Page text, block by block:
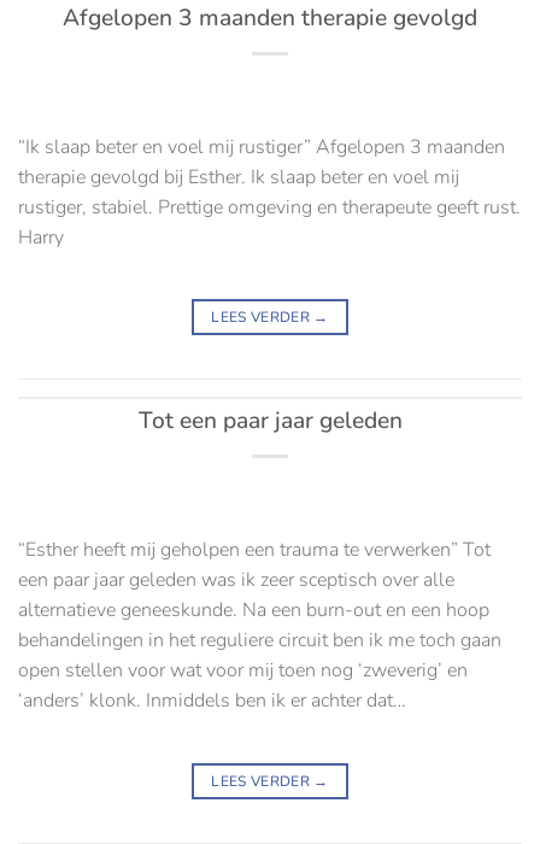
Afgelopen 3 maanden therapie gevolgd
“Ik slaap beter en voel mij rustiger” Afgelopen 3 maanden
therapie gevolgd bij Esther. Ik slaap beter en voel mij
rustiger, stabiel. Prettige omgeving en therapeute geeft rust.
Harry
LEES VERDER →
Tot een paar jaar geleden
“Esther heeft mij geholpen een trauma te verwerken” Tot
een paar jaar geleden was ik zeer sceptisch over alle
alternatieve geneeskunde. Na een burn-out en een hoop
behandelingen in het reguliere circuit ben ik me toch gaan
open stellen voor wat voor mij toen nog ‘zweverig’ en
‘anders’ klonk. Inmiddels ben ik er achter dat…
LEES VERDER →